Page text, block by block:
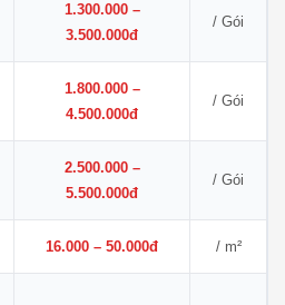
1.300.000 –
3.500.000đ
/ Gói
1.800.000 –
4.500.000đ
/ Gói
2.500.000 –
5.500.000đ
/ Gói
16.000 – 50.000đ / m²